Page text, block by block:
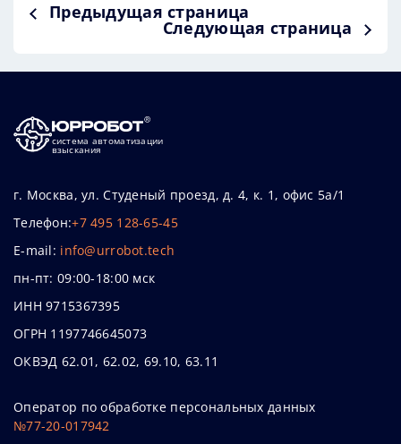
Предыдущая страница
Следующая страница
система автоматизации
взыскания
г. Москва, ул. Студеный проезд, д. 4, к. 1, офис 5а/1
Телефон:+7 495 128-65-45
E-mail: info@urrobot.tech
пн-пт: 09:00-18:00 мск
ИНН 9715367395
ОГРН 1197746645073
ОКВЭД 62.01, 62.02, 69.10, 63.11
Оператор по обработке персональных данных
№77-20-017942